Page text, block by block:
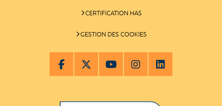
CERTIFICATION HAS
GESTION DES COOKIES